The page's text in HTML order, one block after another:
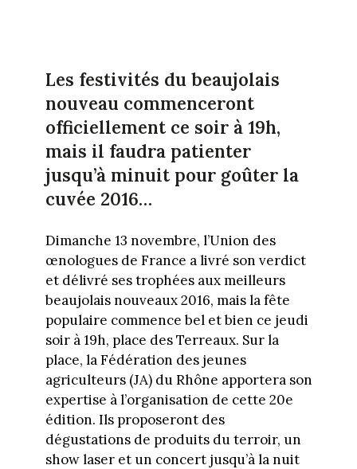
Les festivités du beaujolais
nouveau commenceront
officiellement ce soir à 19h,
mais il faudra patienter
jusqu’à minuit pour goûter la
cuvée 2016…
Dimanche 13 novembre, l’Union des
œnologues de France a livré son verdict
et délivré ses trophées aux meilleurs
beaujolais nouveaux 2016, mais la fête
populaire commence bel et bien ce jeudi
soir à 19h, place des Terreaux. Sur la
place, la Fédération des jeunes
agriculteurs (JA) du Rhône apportera son
expertise à l’organisation de cette 20e
édition. Ils proposeront des
dégustations de produits du terroir, un
show laser et un concert jusqu’à la nuit